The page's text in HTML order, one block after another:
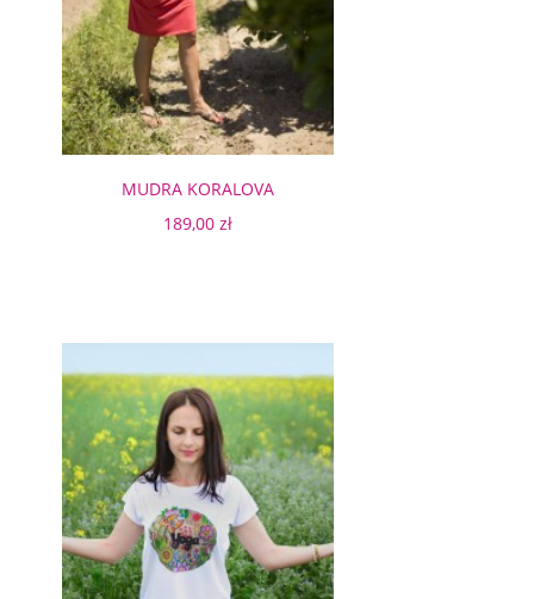
MUDRA KORALOVA
189,00 zł